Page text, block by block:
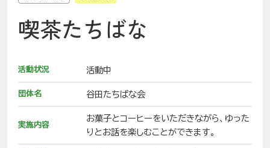
喫茶たちばな
活動状況 活動中
団体名 谷田たちばな会
実施内容
お菓子とコーヒーをいただきながら、ゆった
りとお話を楽しむことができます。